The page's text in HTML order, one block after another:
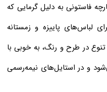
فاستونی به دلیل گرمایی که
لباس‌های پاییزه و زمستانه
در طرح و رنگ، به خوبی با
و در استایل‌های نیمه‌رسمی